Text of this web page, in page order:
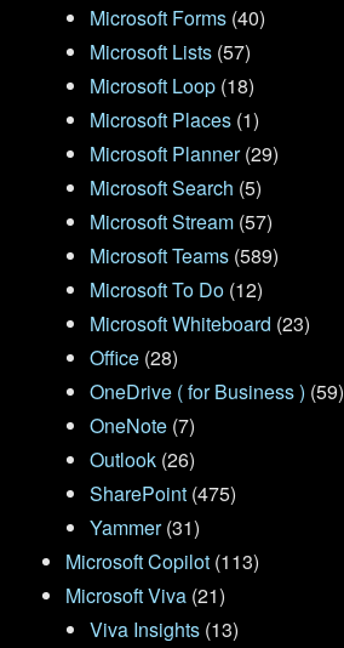
Microsoft Forms (40)
Microsoft Lists (57)
Microsoft Loop (18)
Microsoft Places (1)
Microsoft Planner(29)
Microsoft Search (5)
Microsoft Stream (57)
Microsoft Teams (589)
Microsoft To Do (12)
Microsoft Whiteboard (23)
Office (28)
OneDrive ( for Business ) (59)
OneNote (7)
Outlook (26)
SharePoint (475)
Yammer(31)
Microsoft Copilot (113)
Microsoft Viva (21)
Viva Insights (13)